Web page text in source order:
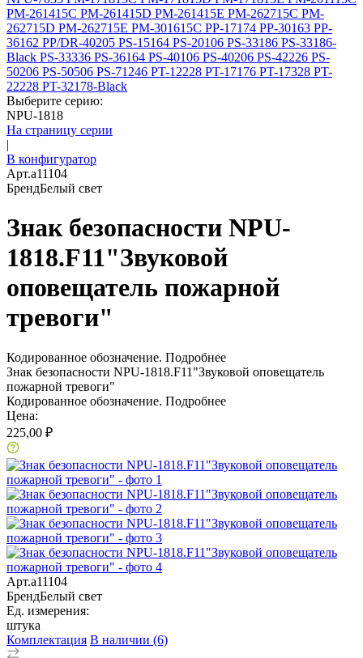
PM-261415C PM-261415D PM-261415E PM-262715C PM-
262715D PM-262715E PM-301615C PP-17174 PP-30163 PP-
36162 PP/DR-40205 PS-15164 PS-20106 PS-33186 PS-33186-
Black PS-33336 PS-36164 PS-40106 PS-40206 PS-42226 PS-
50206 PS-50506 PS-71246 PT-12228 PT-17176 PT-17328 PT-
22228 PT-32178-Black
Выберите серию:
NPU-1818
На страницу серии
|
В конфигуратор
Арт.a11104
БрендБелый свет
Знак безопасности NPU-
1818.F11"Звуковой
оповещатель пожарной
тревоги"
Кодированное обозначение. Подробнее
Знак безопасности NPU-1818.F11"Звуковой оповещатель
пожарной тревоги"
Кодированное обозначение. Подробнее
Цена:
225,00 ₽
Арт.a11104
БрендБелый свет
Ед. измерения:
штука
Комплектация В наличии (6)